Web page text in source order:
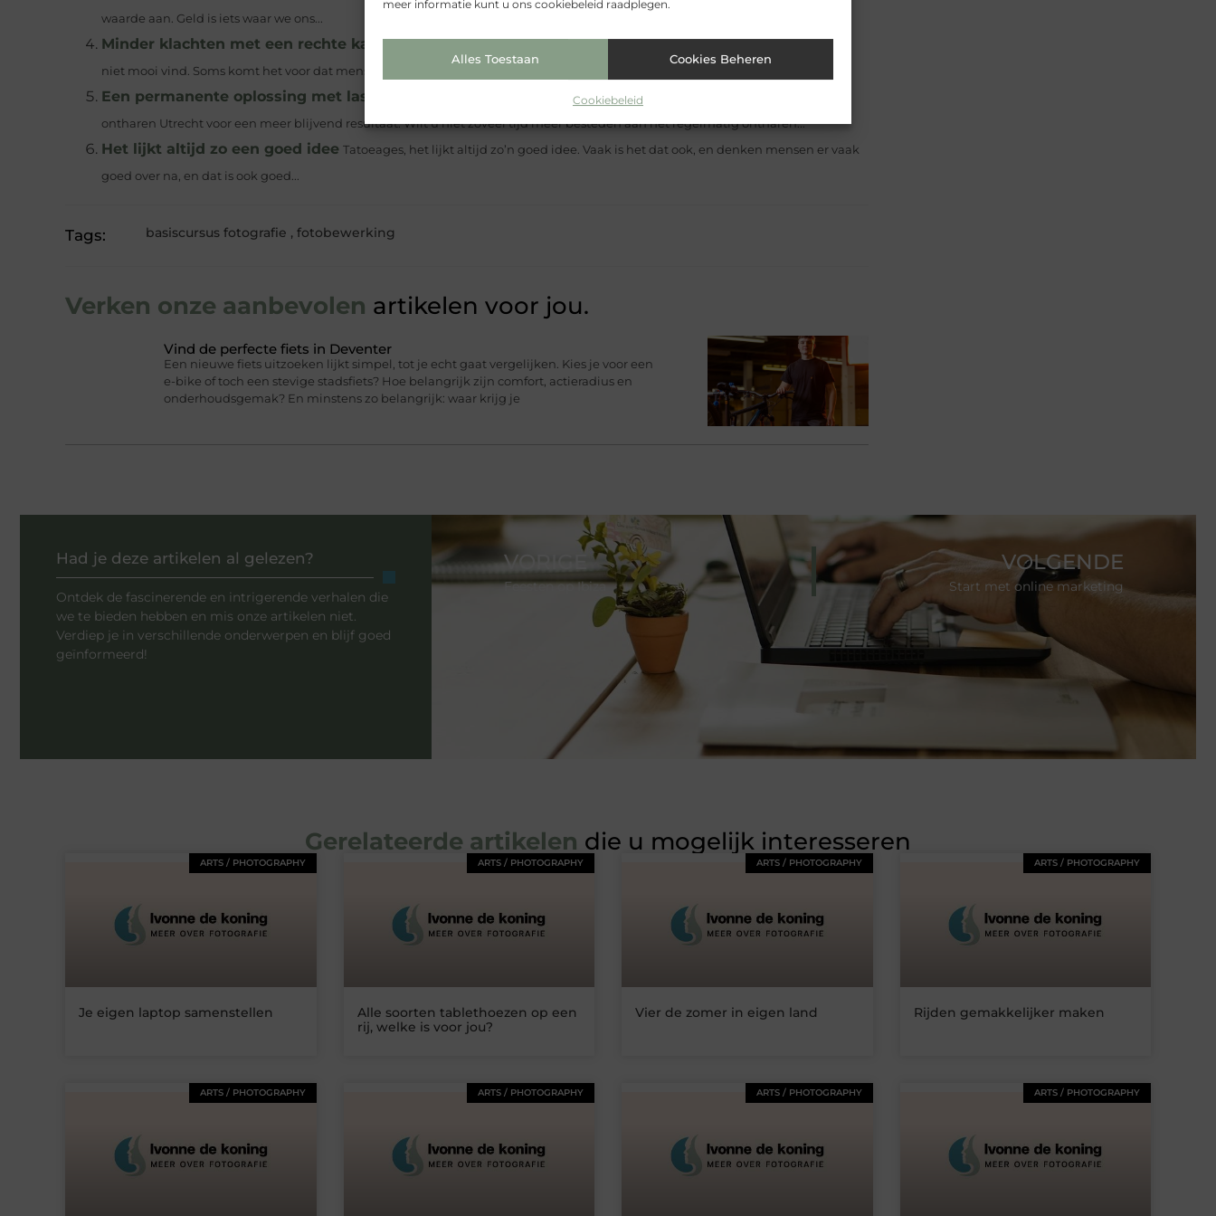
meer informatie kunt u ons cookiebeleid raadplegen.
Alles Toestaan Cookies Beheren
Cookiebeleid
waarde aan. Geld is iets waar we ons...
Minder klachten met een rechte kaak
niet mooi vind. Soms komt het voor dat mensen...
Een permanente oplossing met laser ontharen in Utrecht
U kunt een behandeling ondergaan met laser
ontharen Utrecht voor een meer blijvend resultaat. Wilt u niet zoveel tijd meer besteden aan het regelmatig ontharen...
Het lijkt altijd zo een goed idee Tatoeages, het lijkt altijd zo’n goed idee. Vaak is het dat ook, en denken mensen er vaak
goed over na, en dat is ook goed...
Tags: basiscursus fotografie , fotobewerking
Verken onze aanbevolen artikelen voor jou.
Vind de perfecte fiets in Deventer
Een nieuwe fiets uitzoeken lijkt simpel, tot je echt gaat vergelijken. Kies je voor een
e-bike of toch een stevige stadsfiets? Hoe belangrijk zijn comfort, actieradius en
onderhoudsgemak? En minstens zo belangrijk: waar krijg je
Had je deze artikelen al gelezen?
Ontdek de fascinerende en intrigerende verhalen die
we te bieden hebben en mis onze artikelen niet.
Verdiep je in verschillende onderwerpen en blijf goed
geïnformeerd!
VORIGE
Feesten op Ibiza
VOLGENDE
Start met online marketing
Gerelateerde artikelen die u mogelijk interesseren
ARTS / PHOTOGRAPHY
Je eigen laptop samenstellen
ARTS / PHOTOGRAPHY
Alle soorten tablethoezen op een
rij, welke is voor jou?
ARTS / PHOTOGRAPHY
Vier de zomer in eigen land
ARTS / PHOTOGRAPHY
Rijden gemakkelijker maken
ARTS / PHOTOGRAPHY ARTS / PHOTOGRAPHY ARTS / PHOTOGRAPHY ARTS / PHOTOGRAPHY